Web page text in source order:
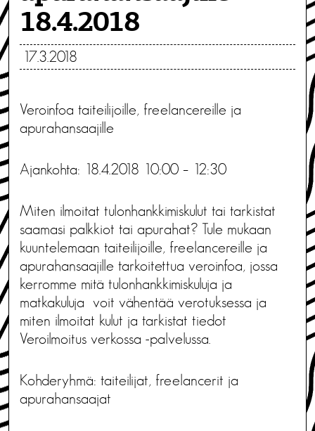
18.4.2018
17.3.2018
Veroinfoa taiteilijoille, freelancereille ja
apurahansaajille
Ajankohta: 18.4.2018 10:00 – 12:30
Miten ilmoitat tulonhankkimiskulut tai tarkistat
saamasi palkkiot tai apurahat? Tule mukaan
kuuntelemaan taiteilijoille, freelancereille ja
apurahansaajille tarkoitettua veroinfoa, jossa
kerromme mitä tulonhankkimiskuluja ja
matkakuluja voit vähentää verotuksessa ja
miten ilmoitat kulut ja tarkistat tiedot
Veroilmoitus verkossa -palvelussa.
Kohderyhmä: taiteilijat, freelancerit ja
apurahansaajat